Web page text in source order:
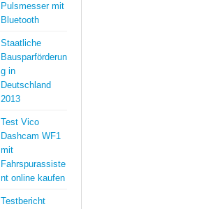
Pulsmesser mit
Bluetooth
Staatliche
Bausparförderun
g in
Deutschland
2013
Test Vico
Dashcam WF1
mit
Fahrspurassiste
nt online kaufen
Testbericht